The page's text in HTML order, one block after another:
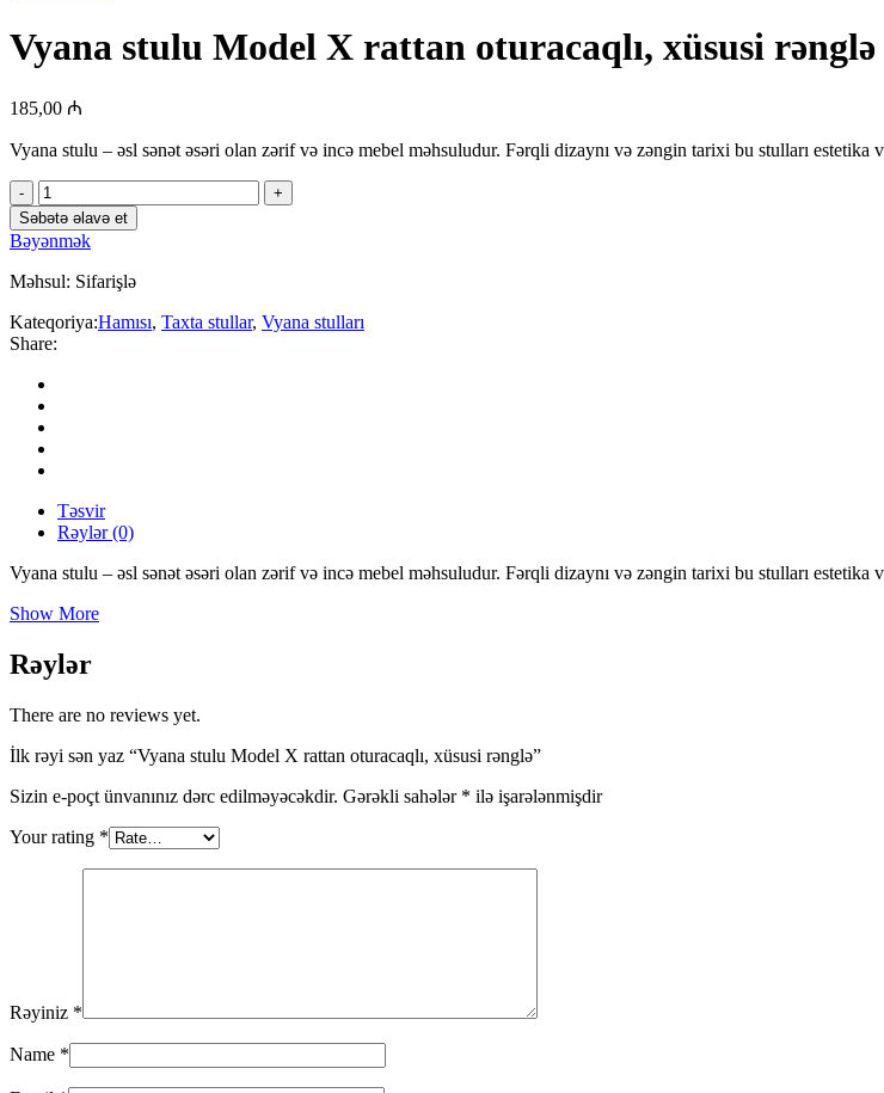
Vyana stulu Model X rattan oturacaqlı, xüsusi rənglə
185,00 ₼
Vyana stulu – əsl sənət əsəri olan zərif və incə mebel məhsuludur. Fərqli dizaynı və zəngin tarixi bu stulları estetika
Vyana
stulu
Model
X
rattan
xüsusi
rənglə
Səbətə əlavə et
Bəyənmək
Məhsul: Sifarişlə
Kateqoriya:Hamısı, Taxta stullar, Vyana stulları
Share:
Təsvir
Rəylər (0)
Vyana stulu – əsl sənət əsəri olan zərif və incə mebel məhsuludur. Fərqli dizaynı və zəngin tarixi bu stulları estetika
Show More
Rəylər
There are no reviews yet.
İlk rəyi sən yaz “Vyana stulu Model X rattan oturacaqlı, xüsusi rənglə”
Sizin e-poçt ünvanınız dərc edilməyəcəkdir. Gərəkli sahələr * ilə işarələnmişdir
Your rating *
Rəyiniz *
Name *